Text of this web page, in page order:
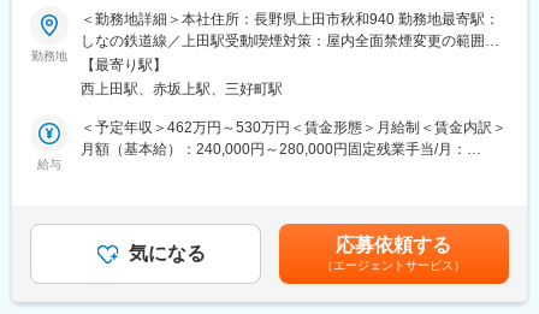
年間休日124日（土日祝）のため、不規則な勤務スタイルから、
メリハリのある働き方へチェンジすることができます。
・チームワークを大切にする社風
仲間同士で補い、仲間同士で気づき合え、仲間同士で高め合い自
日々心掛けているからこそ、当社のチームワークの良さが発揮さ
れ、お客様との信頼関係や社内の良い雰囲気ができています！
■業務の特徴
営業担当として第一想起していただけるかがポイントとなりま
ート営業／未経験から提案力・専門性が身につく環境～
■仕事内容：
既存のお取引先を中心に、段ボール・包装資材の提案営業をお任
せします。
お客様の製品特性や輸送条件をヒアリングし、「どのような形
状・仕様が最適か」を社内と連携しながら検討・提案する営業ス
タイルです。
■具体的には：
◇既存顧客への定期訪問・ヒアリング
勤務地
＜勤務地詳細＞本社住所：長野県上田市秋和940 勤務地最寄駅：
しなの鉄道線／上田駅受動喫煙対策：屋内全面禁煙変更の範囲：
会社の定める事業所
【最寄り駅】
西上田駅、赤坂上駅、三好町駅
給与
＜予定年収＞462万円～530万円＜賃金形態＞月給制＜賃金内訳＞
月額（基本給）：240,000円～280,000円固定残業手当/月：
（5月）■賞与：年3回（過去実績5か月分）賃金はあくまでも目安
の金額であり、選考を通じて上下する可能性があります。月給(月
額)は固定手当を含めた表記です。
気になる 応募依頼する
（エージェントサービス）